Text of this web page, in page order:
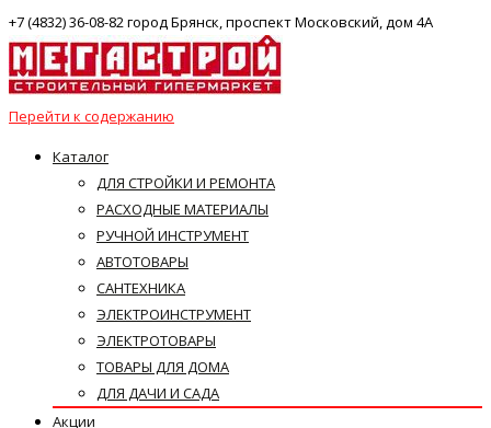
+7 (4832) 36-08-82 город Брянск, проспект Московский, дом 4А
Перейти к содержанию
Каталог
ДЛЯ СТРОЙКИ И РЕМОНТА
РАСХОДНЫЕ МАТЕРИАЛЫ
РУЧНОЙ ИНСТРУМЕНТ
АВТОТОВАРЫ
САНТЕХНИКА
ЭЛЕКТРОИНСТРУМЕНТ
ЭЛЕКТРОТОВАРЫ
ТОВАРЫ ДЛЯ ДОМА
ДЛЯ ДАЧИ И САДА
Акции